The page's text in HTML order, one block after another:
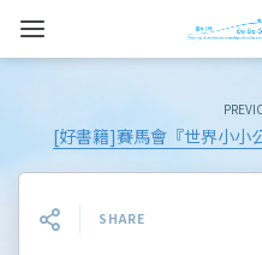
[好書籍]賽馬會『世界小小
SHARE